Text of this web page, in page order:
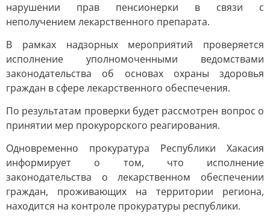
нарушении прав пенсионерки в связи с
неполучением лекарственного препарата.
В рамках надзорных мероприятий проверяется
исполнение уполномоченными ведомствами
законодательства об основах охраны здоровья
граждан в сфере лекарственного обеспечения.
По результатам проверки будет рассмотрен вопрос о
принятии мер прокурорского реагирования.
Одновременно прокуратура Республики Хакасия
информирует о том, что исполнение
законодательства о лекарственном обеспечении
граждан, проживающих на территории региона,
находится на контроле прокуратуры республики.